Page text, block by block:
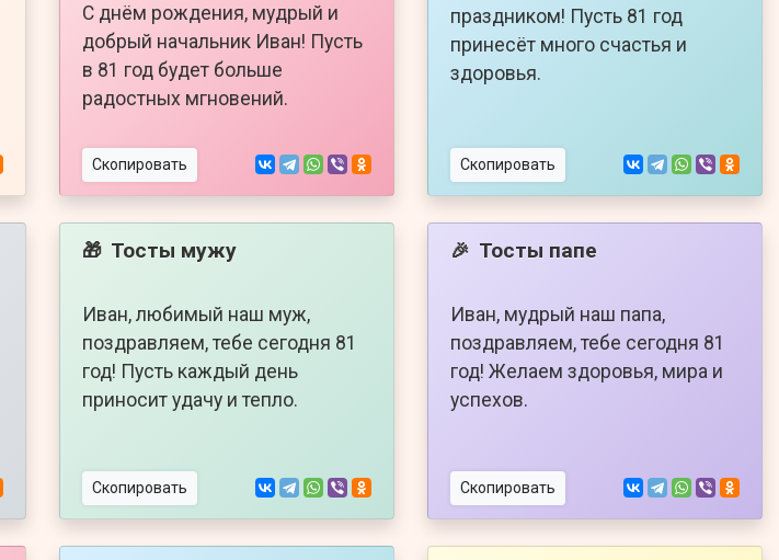
С днём рождения, мудрый и
добрый начальник Иван! Пусть
в 81 год будет больше
радостных мгновений.
Скопировать
праздником! Пусть 81 год
принесёт много счастья и
здоровья.
Скопировать
🎁 Тосты мужу
Иван, любимый наш муж,
поздравляем, тебе сегодня 81
год! Пусть каждый день
приносит удачу и тепло.
Скопировать
🎉 Тосты папе
Иван, мудрый наш папа,
поздравляем, тебе сегодня 81
год! Желаем здоровья, мира и
успехов.
Скопировать